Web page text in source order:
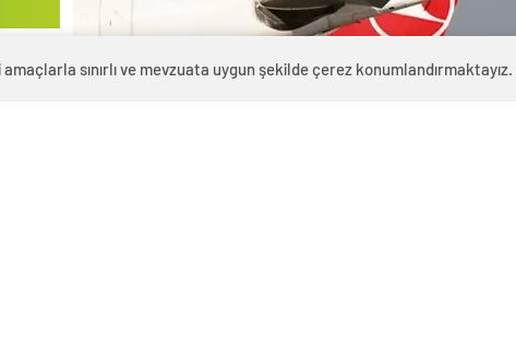
sınırlı ve mevzuata uygun şekilde çerez